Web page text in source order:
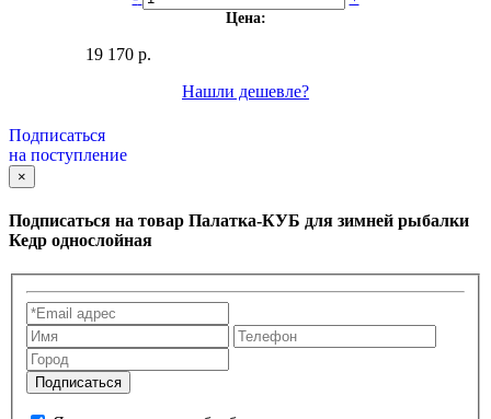
Цена:
19 170 р.
Нашли дешевле?
Подписаться
на поступление
×
Подписаться на товар Палатка-КУБ для зимней рыбалки
Кедр однослойная